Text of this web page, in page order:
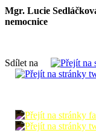
Mgr. Lucie
nemocnice
Sdílet na